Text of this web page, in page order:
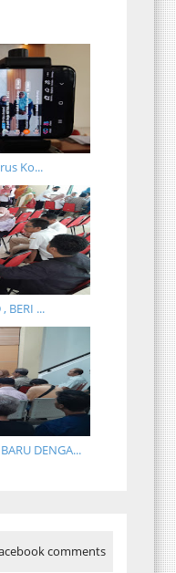
Ko...
BERI ...
DENGA...
comments